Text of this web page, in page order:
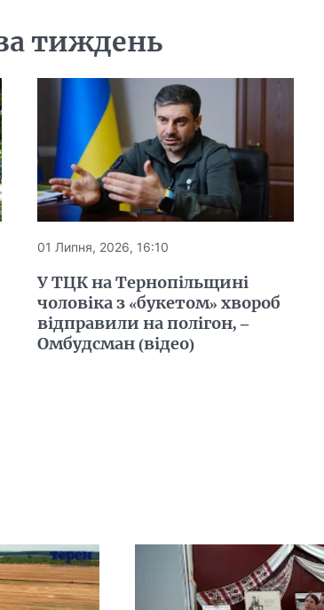
тиждень
01 Липня, 2026, 16:10
У ТЦК на Тернопільщині
чоловіка з «букетом» хвороб
відправили на полігон, –
Омбудсман (відео)